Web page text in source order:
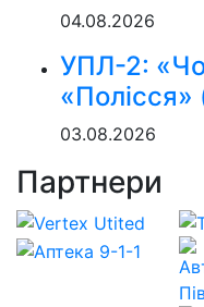
04.08.2026
УПЛ-2:
03.08.2026
Партнери